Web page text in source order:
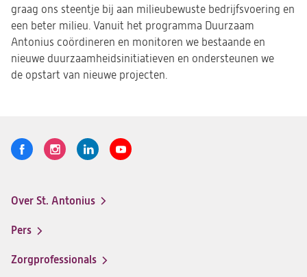
graag ons steentje bij aan milieubewuste bedrijfsvoering en
een beter milieu. Vanuit het programma Duurzaam
Antonius coördineren en monitoren we bestaande en
nieuwe duurzaamheidsinitiatieven en ondersteunen we
de opstart van nieuwe projecten.​
Volg
Logo
een
ziekenhuis
op
Logo
een
op
Logo
een
op
Logo
menu
Over St. Antonius
Pers
Zorgprofessionals